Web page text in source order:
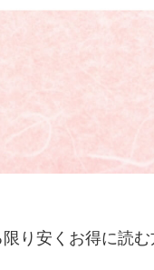
り安くお得に読